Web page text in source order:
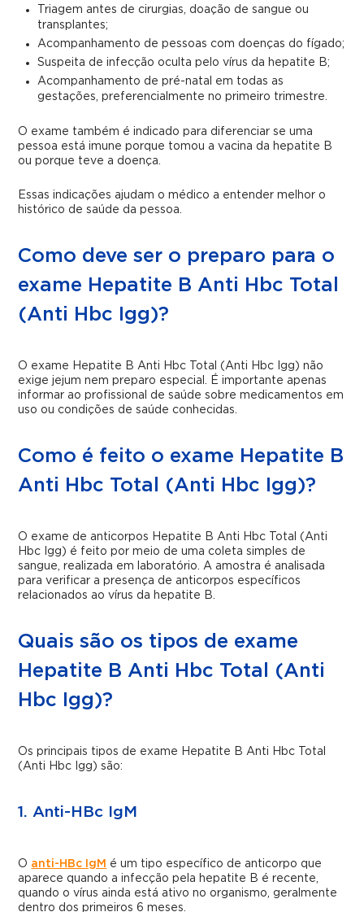
Triagem antes de cirurgias, doação de sangue ou
transplantes;
Acompanhamento de pessoas com doenças do fígado;
Suspeita de infecção oculta pelo vírus da hepatite B;
Acompanhamento de pré-natal em todas as
gestações, preferencialmente no primeiro trimestre.
O exame também é indicado para diferenciar se uma
pessoa está imune porque tomou a vacina da hepatite B
ou porque teve a doença.
Essas indicações ajudam o médico a entender melhor o
histórico de saúde da pessoa.
Como deve ser o preparo para o
exame Hepatite B Anti Hbc Total
(Anti Hbc Igg)?
O exame Hepatite B Anti Hbc Total (Anti Hbc Igg) não
exige jejum nem preparo especial. É importante apenas
informar ao profissional de saúde sobre medicamentos em
uso ou condições de saúde conhecidas.
Como é feito o exame Hepatite B
Anti Hbc Total (Anti Hbc Igg)?
O exame de anticorpos Hepatite B Anti Hbc Total (Anti
Hbc Igg) é feito por meio de uma coleta simples de
sangue, realizada em laboratório. A amostra é analisada
para verificar a presença de anticorpos específicos
relacionados ao vírus da hepatite B.
Quais são os tipos de exame
Hepatite B Anti Hbc Total (Anti
Hbc Igg)?
Os principais tipos de exame Hepatite B Anti Hbc Total
(Anti Hbc Igg) são:
1. Anti-HBc IgM
O anti-HBc IgM é um tipo específico de anticorpo que
aparece quando a infecção pela hepatite B é recente,
quando o vírus ainda está ativo no organismo, geralmente
dentro dos primeiros 6 meses.